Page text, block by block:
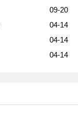
09-20
04-14
04-14
04-14